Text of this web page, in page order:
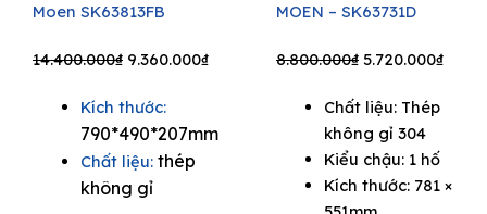
Moen SK63813FB
14.400.000₫ Original
was:
14.400.000₫.
9.360.000₫Current
9.360.000₫.
Kích thước:
790*490*207mm
Chất liệu: thép
không gỉ
MOEN – SK63731D
8.800.000₫ Original
was:
8.800.000₫.
5.720.000₫
Chất liệu: Thép
không gỉ 304
Kiểu chậu: 1 hố
Kích thước: 781 ×